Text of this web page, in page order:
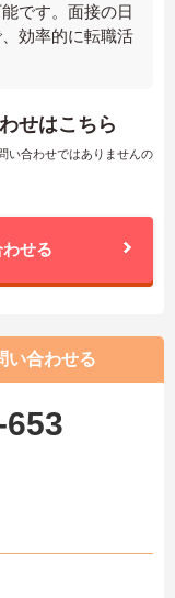
です。面接の日
効率的に転職活
せはこちら
い合わせではありませんの
せる
い合わせる